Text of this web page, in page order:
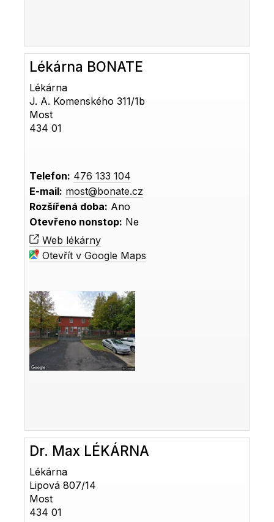
Lékárna BONATE
Lékárna
J. A. Komenského 311/1b
Most
434 01
Telefon: 476 133 104
E-mail: most@bonate.cz
Rozšířená doba: Ano
Otevřeno nonstop: Ne
Web lékárny
Otevřít v Google Maps
Dr. Max LÉKÁRNA
Lékárna
Lipová 807/14
Most
434 01